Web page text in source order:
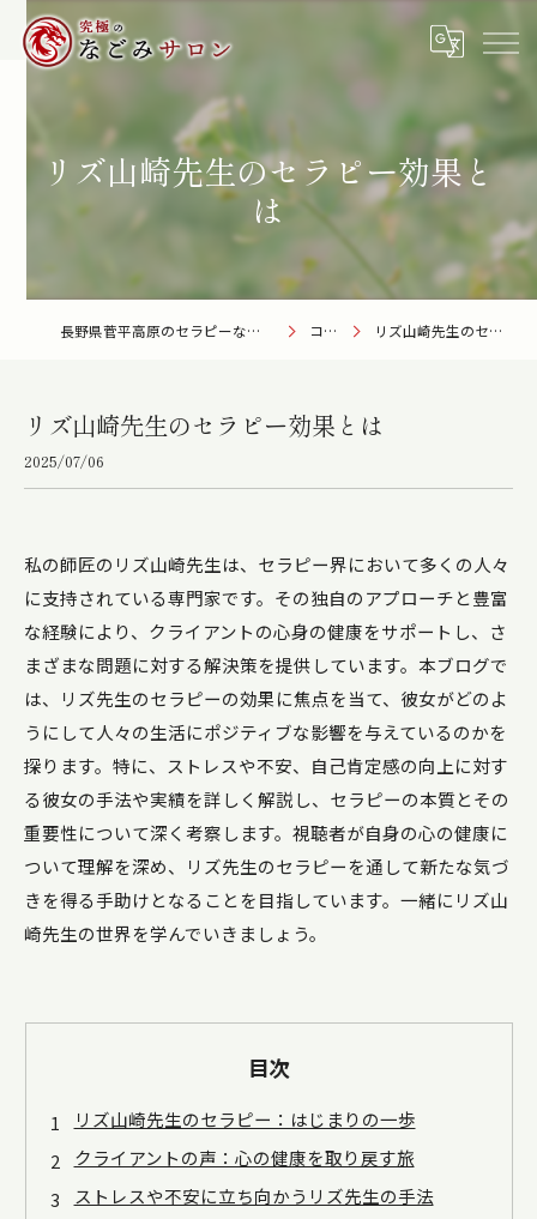
リズ山崎先生のセラピー効果と
は
長野県菅平高原のセラピーなら究極のなごみサロン コラム リズ山崎先生のセラピー効果とは
リズ山崎先生のセラピー効果とは
2025/07/06
私の師匠のリズ山崎先生は、セラピー界において多くの人々
に支持されている専門家です。その独自のアプローチと豊富
な経験により、クライアントの心身の健康をサポートし、さ
まざまな問題に対する解決策を提供しています。本ブログで
は、リズ先生のセラピーの効果に焦点を当て、彼女がどのよ
うにして人々の生活にポジティブな影響を与えているのかを
探ります。特に、ストレスや不安、自己肯定感の向上に対す
る彼女の手法や実績を詳しく解説し、セラピーの本質とその
重要性について深く考察します。視聴者が自身の心の健康に
ついて理解を深め、リズ先生のセラピーを通して新たな気づ
きを得る手助けとなることを目指しています。一緒にリズ山
崎先生の世界を学んでいきましょう。
目次
リズ山崎先生のセラピー：はじまりの一歩
クライアントの声：心の健康を取り戻す旅
ストレスや不安に立ち向かうリズ先生の手法